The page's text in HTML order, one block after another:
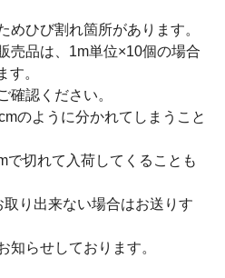
めひび割れ箇所があります。
売品は、1m単位×10個の場合
す。
確認ください。
のように分かれてしまうこと
で切れて入荷してくることも
り出来ない場合はお送りす
知らせしております。